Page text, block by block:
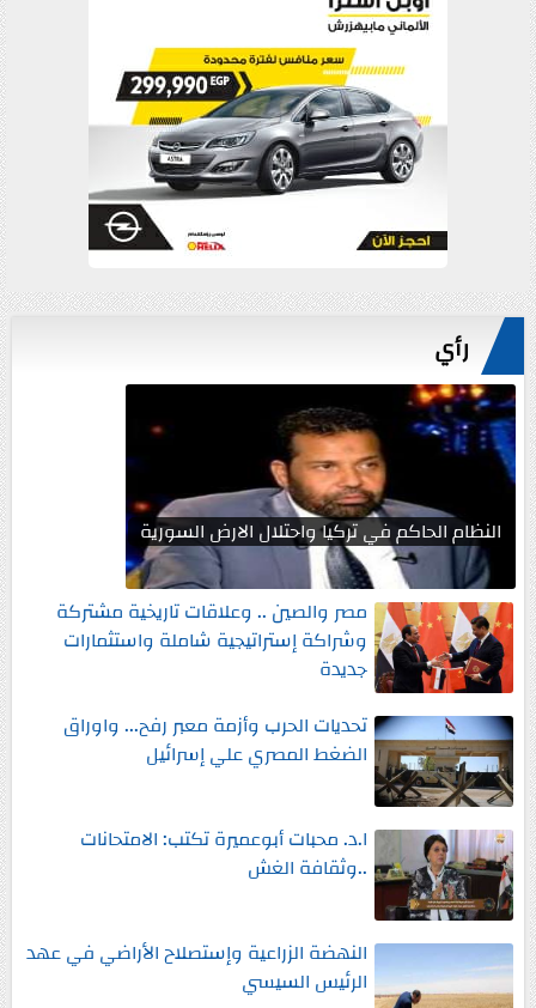
رأي
النظام الحاكم في تركيا واحتلال الارض السورية
مصر والصين .. وعلاقات تاريخية مشتركة
وشراكة إستراتيجية شاملة واستثمارات
جديدة
تحديات الحرب وأزمة معبر رفح... واوراق
الضغط المصري علي إسرائيل
ا.د. محبات أبوعميرة تكتب: الامتحانات
..وثقافة الغش
النهضة الزراعية وإستصلاح الأراضي في عهد
الرئيس السيسي